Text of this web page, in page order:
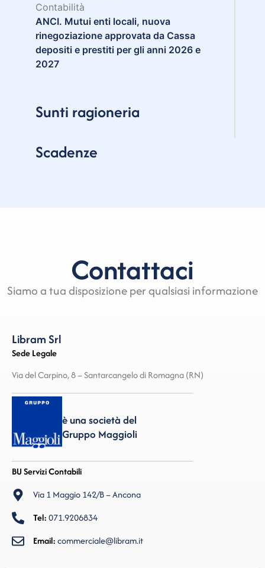
Contabilità
ANCI. Mutui enti locali, nuova
rinegoziazione approvata da Cassa
depositi e prestiti per gli anni 2026 e
2027
Sunti ragioneria
Scadenze
Contattaci
Siamo a tua disposizione per qualsiasi informazione
Libram Srl
Sede Legale
Via del Carpino, 8 – Santarcangelo di Romagna (RN)
è una società del
Gruppo Maggioli
BU Servizi Contabili
Via 1 Maggio 142/B – Ancona
Tel:071.9206834
Email:commerciale@libram.it